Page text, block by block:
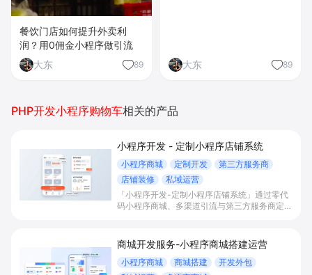
餐饮门店如何提升外卖利
润？用0佣金小程序做引流
大东
89 大东 89
PHP开发小程序购物车相关的产品
小程序开发 - 定制小程序店铺系统
小程序商城 定制开发
第三方服务商
店铺装修
私域运营
「小程序开发-定制小程序店铺系统」通过零代
码小程序商城、多渠道引流与第三方服务商定制
私域运营场景，提升获客与复购，实现线上生意
增长。
商城开发服务-小程序商城搭建运营
小程序商城 商城搭建
开发外包